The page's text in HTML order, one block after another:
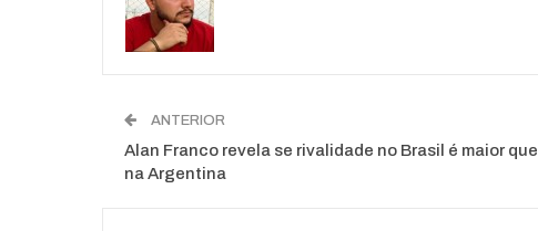
ANTERIOR
Alan Franco revela se rivalidade no Brasil é maior que
na Argentina